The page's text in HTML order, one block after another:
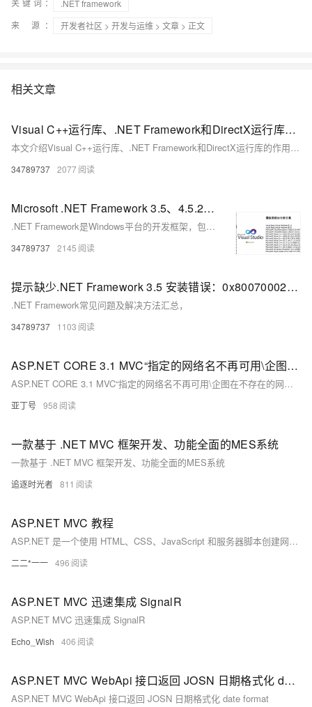
.NET framework
来 源：
开发者社区 > 开发与运维 > 文章 > 正文
相关文章
Visual C++运行库、.NET Framework和DirectX运行库的作用及常见问题解决方案，涵盖MSVCP140.dll丢失、0xc000007b错误等典型故障的修复方法
本文介绍Visual C++运行库、.NET Framework和DirectX运行库的作用及常见问题解决方案，涵盖MSVCP140.dll丢失、0xc000007b错误等典型故障的修复方法，提供官方下载链接与系统修复工具使用指南。
34789737 2077
Microsoft .NET Framework 3.5、4.5.2、4.8.1,适用于 Windows 版本的 .NET,Microsoft C Runtime等下载
.NET Framework是Windows平台的开发框架，包含CLR和FCL，支持多种语言开发桌面、Web应用。常用版本有3.5、4.5.2、4.8.1，系统可同时安装多个版本，确保软件兼容运行。
34789737 2145
提示缺少.NET Framework 3.5 安装错误：0x80070002、0x800F0950\0x80004002
.NET Framework常见问题及解决方法汇总，
34789737 1103
ASP.NET CORE 3.1 MVC“指定的网络名不再可用\企图在不存在的网络连接上进行操作”的问题解决过程
ASP.NET CORE 3.1 MVC“指定的网络名不再可用\企图在不存在的网络连接上进行操作”的问题解决过程
亚丁号 958
一款基于 .NET MVC 框架开发、功能全面的MES系统
一款基于 .NET MVC 框架开发、功能全面的MES系统
追逐时光者 811
ASP.NET MVC 教程
ASP.NET 是一个使用 HTML、CSS、JavaScript 和服务器脚本创建网页和网站的开发框架。
二二*一一 496
ASP.NET MVC 迅速集成 SignalR
ASP.NET MVC 迅速集成 SignalR
Echo_Wish 406
ASP.NET MVC WebApi 接口返回 JOSN 日期格式化 date format
ASP.NET MVC WebApi 接口返回 JOSN 日期格式化 date format